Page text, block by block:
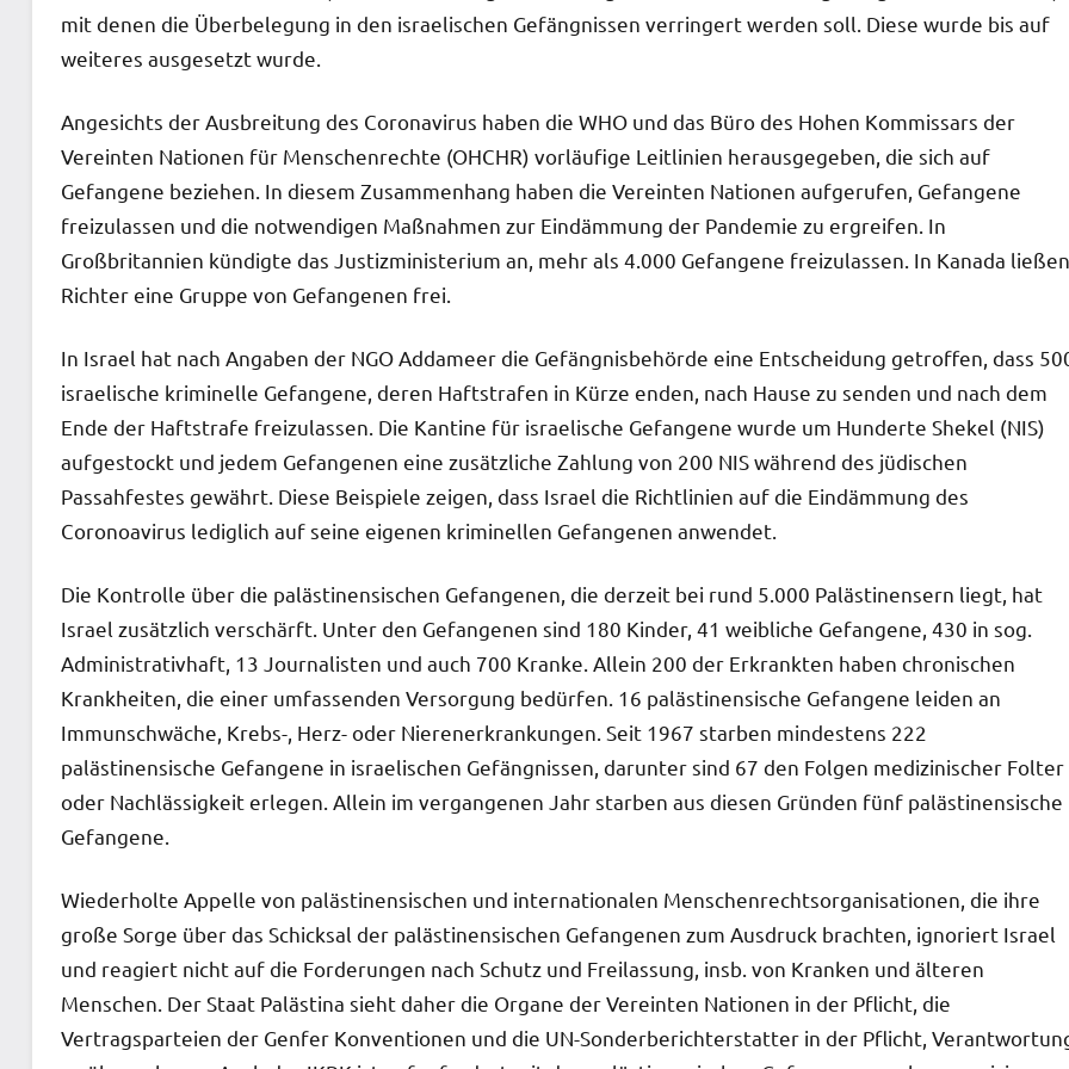
mit denen die Überbelegung in den israelischen Gefängnissen verringert werden soll. Diese wurde bis auf
weiteres ausgesetzt wurde.
Angesichts der Ausbreitung des Coronavirus haben die WHO und das Büro des Hohen Kommissars der
Vereinten Nationen für Menschenrechte (OHCHR) vorläufige Leitlinien herausgegeben, die sich auf
Gefangene beziehen. In diesem Zusammenhang haben die Vereinten Nationen aufgerufen, Gefangene
freizulassen und die notwendigen Maßnahmen zur Eindämmung der Pandemie zu ergreifen. In
Großbritannien kündigte das Justizministerium an, mehr als 4.000 Gefangene freizulassen. In Kanada ließen
Richter eine Gruppe von Gefangenen frei.
In Israel hat nach Angaben der NGO Addameer die Gefängnisbehörde eine Entscheidung getroffen, dass
israelische kriminelle Gefangene, deren Haftstrafen in Kürze enden, nach Hause zu senden und nach dem
Ende der Haftstrafe freizulassen. Die Kantine für israelische Gefangene wurde um Hunderte Shekel (NIS)
aufgestockt und jedem Gefangenen eine zusätzliche Zahlung von 200 NIS während des jüdischen
Passahfestes gewährt. Diese Beispiele zeigen, dass Israel die Richtlinien auf die Eindämmung des
Coronoavirus lediglich auf seine eigenen kriminellen Gefangenen anwendet.
Die Kontrolle über die palästinensischen Gefangenen, die derzeit bei rund 5.000 Palästinensern liegt, hat
Israel zusätzlich verschärft. Unter den Gefangenen sind 180 Kinder, 41 weibliche Gefangene, 430 in sog.
Administrativhaft, 13 Journalisten und auch 700 Kranke. Allein 200 der Erkrankten haben chronischen
Krankheiten, die einer umfassenden Versorgung bedürfen. 16 palästinensische Gefangene leiden an
Immunschwäche, Krebs-, Herz- oder Nierenerkrankungen. Seit 1967 starben mindestens 222
palästinensische Gefangene in israelischen Gefängnissen, darunter sind 67 den Folgen medizinischer Folter
oder Nachlässigkeit erlegen. Allein im vergangenen Jahr starben aus diesen Gründen fünf palästinensische
Gefangene.
Wiederholte Appelle von palästinensischen und internationalen Menschenrechtsorganisationen, die ihre
große Sorge über das Schicksal der palästinensischen Gefangenen zum Ausdruck brachten, ignoriert Israel
und reagiert nicht auf die Forderungen nach Schutz und Freilassung, insb. von Kranken und älteren
Menschen. Der Staat Palästina sieht daher die Organe der Vereinten Nationen in der Pflicht, die
Vertragsparteien der Genfer Konventionen und die UN-Sonderberichterstatter in der Pflicht,